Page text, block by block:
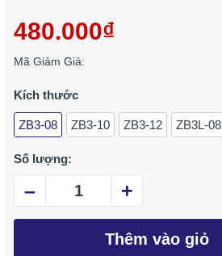
480.000₫
Mã Giảm Giá:
Kích thước
ZB3-08 ZB3-10 ZB3-12 ZB3L-08
Số lượng:
– +
Thêm vào giỏ